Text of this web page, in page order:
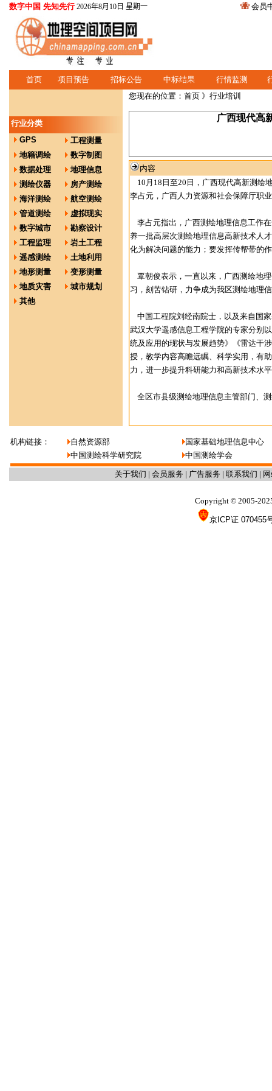
数字中国 先知先行 2026年8月10日 星期一 会员
首页 项目预告 招标公告 中标结果 行情监测
行业分类
GPS
工程测量
地籍调绘
数字制图
数据处理
地理信息
测绘仪器
房产测绘
海洋测绘
航空测绘
管道测绘
虚拟现实
数字城市
勘察设计
工程监理
岩土工程
遥感测绘
土地利用
地形测量
变形测量
地质灾害
城市规划
其他
您现在的位置： 首页 》行业培训
广西现代高
内容
10月18日至20日，广西现代高新测绘
李占元，广西人力资源和社会保障厅职
李占元指出，广西测绘地理信息工作
养一批高层次测绘地理信息高新技术人
化为解决问题的能力；要发挥传帮带的
覃朝俊表示，一直以来，广西测绘地
习，刻苦钻研，力争成为我区测绘地理
中国工程院刘经南院士，以及来自国
武汉大学遥感信息工程学院的专家分别
统及应用的现状与发展趋势》《雷达干
授，教学内容高瞻远瞩、科学实用，有
力，进一步提升科研能力和高新技术水
全区市县级测绘地理信息主管部门、
机构链接： 自然资源部
国家基础地理信息中心
中国测绘科学研究院
中国测绘学会
关于我们 | 会员服务 | 广告服务 | 联系我们 |
Copyright © 2005-
京ICP证 070455